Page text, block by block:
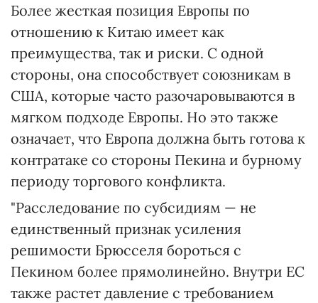
Более жесткая позиция Европы по
отношению к Китаю имеет как
преимущества, так и риски. С одной
стороны, она способствует союзникам в
США, которые часто разочаровываются в
мягком подходе Европы. Но это также
означает, что Европа должна быть готова к
контратаке со стороны Пекина и бурному
периоду торгового конфликта.
"Расследование по субсидиям — не
единственный признак усиления
решимости Брюсселя бороться с
Пекином более прямолинейно. Внутри ЕС
также растет давление с требованием